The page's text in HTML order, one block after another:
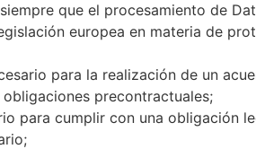
LTE band 12(700) MHz
-
Pantalla
4.3 pulgadas, 51.0 cm2
IPS LCD pantalla tactil
540 x 960 píxeles 16:9 ratio
que el procesamiento de
europea en materia de
para la realización de un
precontractuales;
para cumplir con una obligación